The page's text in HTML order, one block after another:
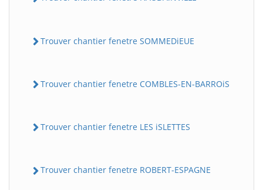
Trouver chantier fenetre SOMMEDiEUE
Trouver chantier fenetre COMBLES-EN-BARROiS
Trouver chantier fenetre LES iSLETTES
Trouver chantier fenetre ROBERT-ESPAGNE